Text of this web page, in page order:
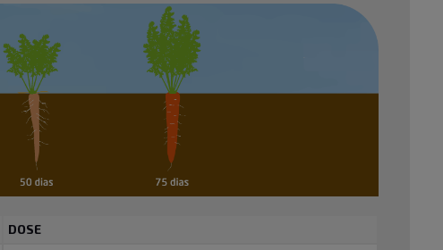
DOSE